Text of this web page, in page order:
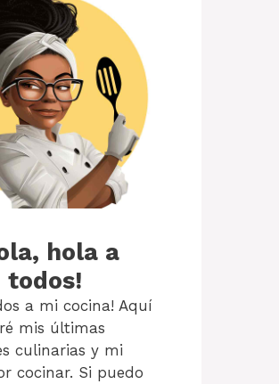
hola a
todos!
a mi cocina! Aquí
mis últimas
culinarias y mi
cocinar. Si puedo